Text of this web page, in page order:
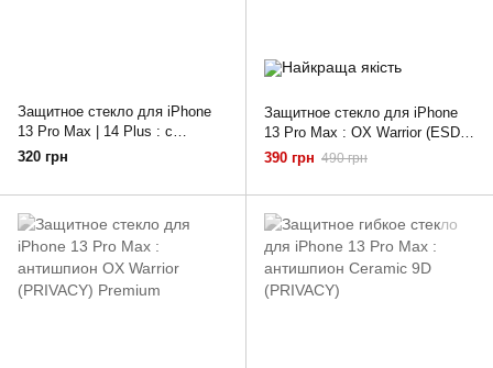
Защитное стекло для iPhone
13 Pro Max | 14 Plus : с
защитой динамика Infinity Dust
320 грн
Защитное стекло для iPhone
13 Pro Max : OX Warrior (ESD)
Premium Anti-Static
390 грн 490 грн